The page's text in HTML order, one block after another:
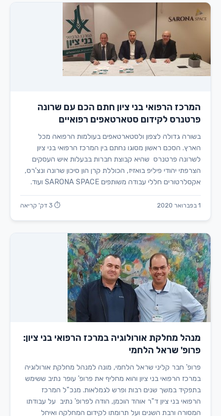
המרכז הרפואי בני ציון חתם הכם עם שרונה
פרטנרס לקידום סטארטאפים רפואיים
בשורה גדולה לצפון ולסטארטאפים בעולמות הרפואה מכל
הארץ. הסכם ראשון מסוגו נחתם בין המרכז הרפואי בני ציון
לשרונה פרטנרס שהיא קבוצת חברות בבעלות איש העסקים
הצרפתי יהודי פיליפ בואזיז, הכוללת קרן הון סיכון שרונה ונצ'רס,
אקסלרטורים חללי עבודה משותפים SARONA SPACE ועוד.
1 בפברואר 2020 ⏱ 3 דק' קריאה
מנהל מחלקת אורולוגיה במרכז הרפואי בני ציון:
פרופ' שראל הלחמי
פרופ' חבר קליני שראל הלחמי, מונה למנהל מחלקת אורולוגיה
במרכז הרפואי בני ציון והוא מחליף את פרופ' עופר נתיב ששימש
בתפקיד במשך שנים רבות ופרש לגמלאות. מנכ"ל המרכז
הרפואי בני ציון ד"ר אוהד הוכמן, הודה לפרופ' נתיב על עבודתו
המסורה ורבת השנים ועל תרומתו לקידום המחלקה ואיחל